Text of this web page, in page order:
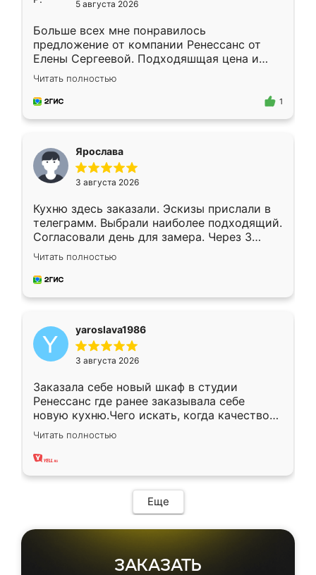
5 августа 2026
Больше всех мне понравилось
предложение от компании Ренессанс от
Елены Сергеевой. Подходяшщая цена и
короткие сроки изготовления. Приехавший
для замера сотрудник Владислав
предложил по моему эскизу самый
Читать полностью
1
Ярослава
3 августа 2026
Кухню здесь заказали. Эскизы прислали в
телеграмм. Выбрали наиболее подходящий.
Согласовали день для замера. Через 3
недели кухня была уже готова. Остались
довольны работой. Спасибо Ренессанс
мебель за качественную работу!
Читать полностью
yaroslava1986
3 августа 2026
Заказала себе новый шкаф в студии
Ренессанс где ранее заказывала себе
новую кухню.Чего искать, когда качеством
вполне довольна. Служит кухня уже почти
два года, нареканий нет.
Читать полностью
Еще
ЗАКАЗАТЬ